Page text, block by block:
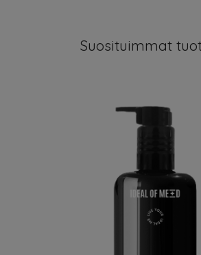
Suosituimmat